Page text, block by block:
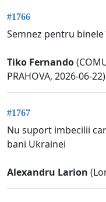
#1766
Semnez pentru
Tiko Fernando
PRAHOVA, 2026-06-22)
#1767
Nu suport imbecilii
bani Ukrainei
Alexandru Larion